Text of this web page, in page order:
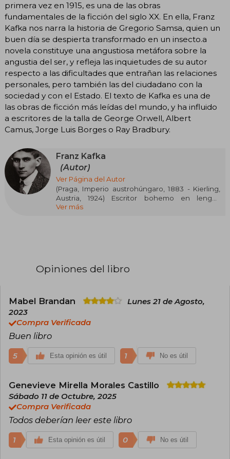
primera vez en 1915, es una de las obras
fundamentales de la ficción del siglo XX. En ella, Franz
Kafka nos narra la historia de Gregorio Samsa, quien un
buen día se despierta transformado en un insecto.a
novela constituye una angustiosa metáfora sobre la
angustia del ser, y refleja las inquietudes de su autor
respecto a las dificultades que entrañan las relaciones
personales, pero también las del ciudadano con la
sociedad y con el Estado. El texto de Kafka es una de
las obras de ficción más leídas del mundo, y ha influido
a escritores de la talla de George Orwell, Albert
Camus, Jorge Luis Borges o Ray Bradbury.
Franz Kafka
(Autor)
Ver Página del Autor
(Praga, Imperio austrohúngaro, 1883 - Kierling,
Austria, 1924) Escritor bohemo en lengua
alemana. Su obra, de las más influyentes de la
espirituales. Escribió novelas insignes y gran
autobiográficos. Su peculiar estilo literario ha
artística del existencialismo y el expresionismo.
Sus relaciones personales también tuvieron
se usa en español para describir situaciones
insólitas, por lo absurdas y angustiosas.
Ver más
Opiniones del libro
Mabel Brandan
Lunes 21 de Agosto,
2023
Compra Verificada
Buen libro
5 Esta opinión es útil 1 No es útil
Genevieve Mirella Morales Castillo
Sábado 11 de Octubre, 2025
Compra Verificada
Todos deberían leer este libro
1 Esta opinión es útil 0 No es útil